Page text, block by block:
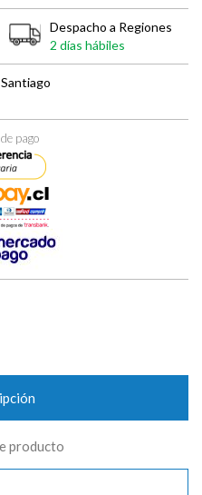
Despacho a Regiones
2 días hábiles
pago
producto